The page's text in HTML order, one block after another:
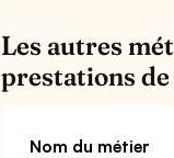
Les autres
prestations
Nom du métier